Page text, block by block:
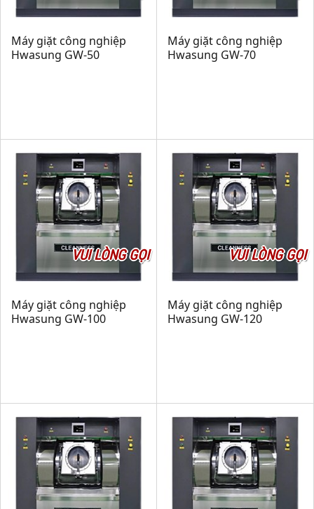
Máy giặt công nghiệp
Hwasung GW-50
Máy giặt công nghiệp
Hwasung GW-70
VUI LÒNG GỌI
Máy giặt công nghiệp
Hwasung GW-100
VUI LÒNG GỌI
Máy giặt công nghiệp
Hwasung GW-120